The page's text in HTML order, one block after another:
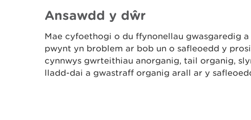
Ansawdd y dŵr
Mae cyfoethogi o du ffynonellau gwasgaredig
pwynt yn broblem ar bob un o safleoedd y
cynnwys gwrteithiau anorganig, tail organig,
lladd-dai a gwastraff organig arall ar y